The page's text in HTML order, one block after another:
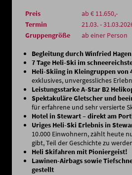
Preis
ab € 11.650,-
Termin
21.03. -
Gruppengröße
ab einer Person
Begleitung durch Winfried Hagen
7 Tage Heli-Ski im
Heli-Skiing in Kleingruppen von
exklusives, unvergessliches
Leistungsstarke A-Star B2
Spektakuläre Gletscher und
für erfahrene und sehr versierte
Hotel in Stewart – direkt am
Uriges Heli-Ski Erlebnis in
10.000 Einwohnern, zählt heute
gibt, Teil der Geschichte zu
Heli Skifahren mit Pioniergeist!
Lawinen-Airbags sowie
gestellt